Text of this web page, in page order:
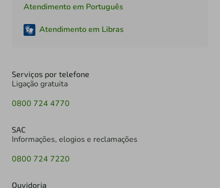
Atendimento em Português
Atendimento em Libras
Serviços por telefone
Ligação gratuita
0800 724 4770
SAC
Informações, elogios e reclamações
0800 724 7220
Ouvidoria